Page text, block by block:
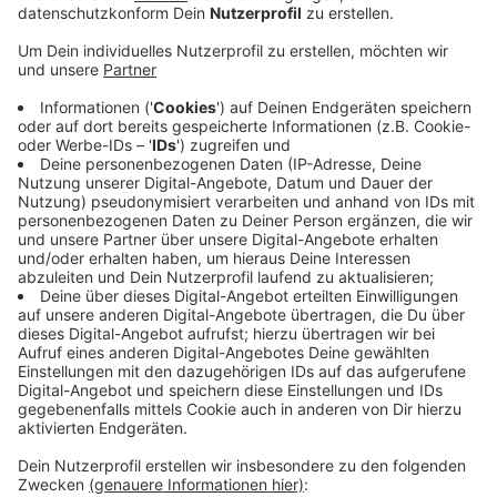
ein alarmierendes Zeichen, heißt es.
Veröffentlicht:Donnerstag, 02.09.2021 10:17
Anzeige
Nach den ersten Reinigungsarbeiten des Wassers sind
jetzt die Ufer dran. Bis die Wuppertalsperre komplett
saniert ist, wird es aber Monate dauern. Parallel zu den
Aufräumarbeiten findet eine ständige Kontrolle der
Schadstoffbelastung von Wasser und Erdreich statt.
Für uns in Leverkusen ist die Wuppertalsperre vor
allem für den Pegelausgleich der Wupper von
Bedeutung. Da sie eine Brauchwassertalsperre ist,
beziehen wir KEIN Trinkwasser aus ihr.
Anzeige